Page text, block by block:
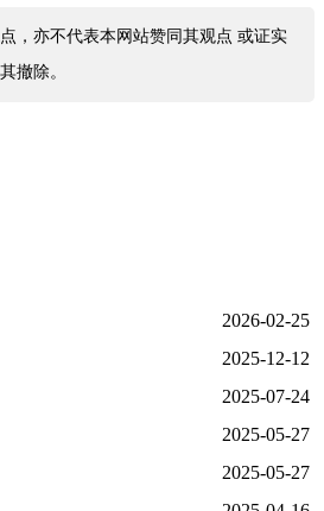
，亦不代表本网站赞同其观点 或证实
撤除。
2026-02-25
2025-12-12
2025-07-24
2025-05-27
2025-05-27